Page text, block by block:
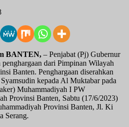
BANTEN, – Penjabat (Pj) Gubernur
dari Pimpinan Wilayah
Banten. Penghargaan diserahkan
kepada Al Muktabar pada
Muhammadiyah I PW
Provinsi Banten, Sabtu (17/6/2023)
Provinsi Banten, Jl. Ki
Serang.